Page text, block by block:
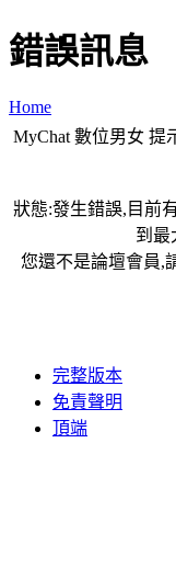
錯誤訊息
Home
MyChat 數位男女 提
狀態:發生錯誤,目前
到最
您還不是論壇會員,
完整版本
免責聲明
頂端